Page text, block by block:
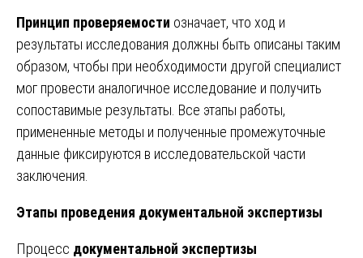
Принцип проверяемости означает, что ход и
результаты исследования должны быть описаны таким
образом, чтобы при необходимости другой специалист
мог провести аналогичное исследование и получить
сопоставимые результаты. Все этапы работы,
примененные методы и полученные промежуточные
данные фиксируются в исследовательской части
заключения.
Этапы проведения документальной экспертизы
Процесс документальной экспертизы